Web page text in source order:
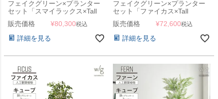
フェイクグリーン×プランター
セット「スマイラックス×Tall
Square w/g」[高さ190cm・人
工樹木・人工観葉植物]
販売価格 ¥80,300税込
詳細を見る
フェイクグリーン×プランター
セット「ファイカス×Tall
Square w/g」[高さ185cm・人
工樹木・人工観葉植物] フィカ
ス
販売価格 ¥72,600税込
詳細を見る